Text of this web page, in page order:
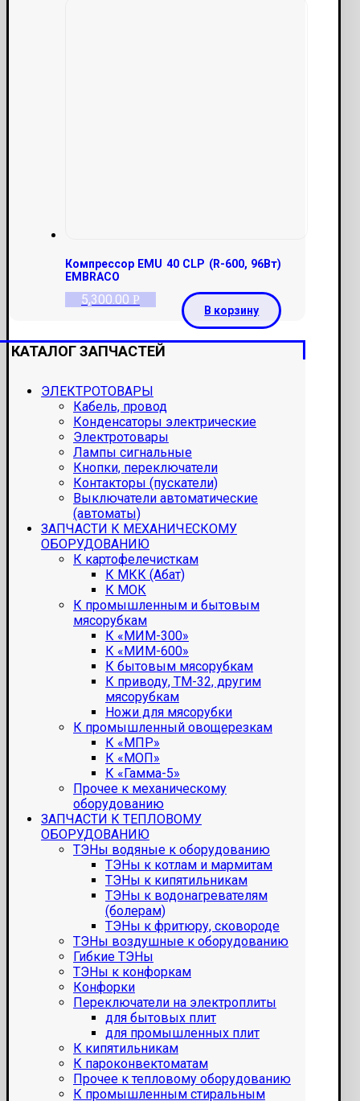
Компрессор EMU 40 CLP (R-600, 96Вт)
EMBRACO
5,300.00 Р
В корзину
КАТАЛОГ ЗАПЧАСТЕЙ
ЭЛЕКТРОТОВАРЫ
Кабель, провод
Конденсаторы электрические
Электротовары
Лампы сигнальные
Кнопки, переключатели
Контакторы (пускатели)
Выключатели автоматические
(автоматы)
ЗАПЧАСТИ К МЕХАНИЧЕСКОМУ
ОБОРУДОВАНИЮ
К картофелечисткам
К МКК (Абат)
К МОК
К промышленным и бытовым
мясорубкам
К «МИМ-300»
К «МИМ-600»
К бытовым мясорубкам
К приводу, ТМ-32, другим
мясорубкам
Ножи для мясорубки
К промышленный овощерезкам
К «МПР»
К «МОП»
К «Гамма-5»
Прочее к механическому
оборудованию
ЗАПЧАСТИ К ТЕПЛОВОМУ
ОБОРУДОВАНИЮ
ТЭНы водяные к оборудованию
ТЭНы к котлам и мармитам
ТЭНы к кипятильникам
ТЭНы к водонагревателям
(болерам)
ТЭНы к фритюру, сковороде
ТЭНы воздушные к оборудованию
Гибкие ТЭНы
ТЭНы к конфоркам
Конфорки
Переключатели на электроплиты
для бытовых плит
для промышленных плит
К кипятильникам
К пароконвектоматам
Прочее к тепловому оборудованию
К промышленным стиральным